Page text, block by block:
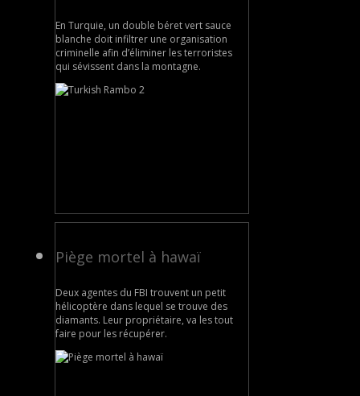
En Turquie, un double béret vert sauce
blanche doit infiltrer une organisation
criminelle afin d’éliminer les terroristes
qui sévissent dans la montagne.
Piège mortel à hawaï
Deux agentes du FBI trouvent un petit
hélicoptère dans lequel se trouve des
diamants. Leur propriétaire, va les tout
faire pour les récupérer.